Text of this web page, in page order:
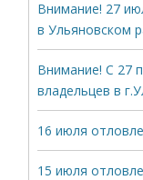
Внимание! 27
в Ульяновском
Внимание! С 27
владельцев в
16 июля
15 июля